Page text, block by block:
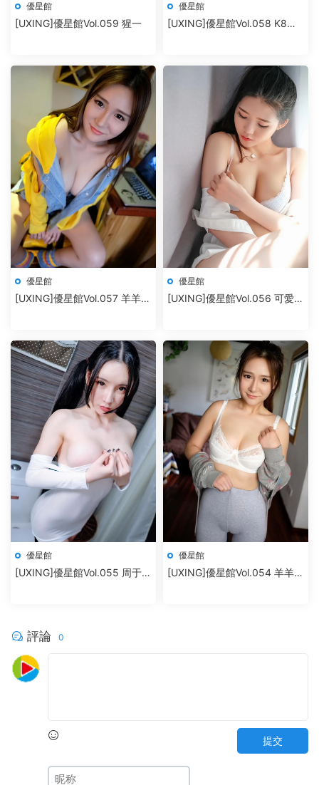
優星館
[UXING]優星館Vol.059 猩一
優星館
[UXING]優星館Vol.058 K8傲
優星館
[UXING]優星館Vol.057 羊羊
優星館
[UXING]優星館Vol.056 可愛的
優星館
[UXING]優星館Vol.055 周于希
優星館
[UXING]優星館Vol.054 羊羊
評論 0
提交